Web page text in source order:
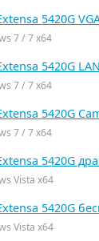
5420G
7 / 7 x64
5420G
7 / 7 x64
5420G
7 / 7 x64
5420G
Vista x64
5420G
Vista x64